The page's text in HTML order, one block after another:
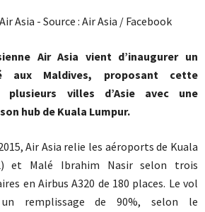
Air Asia vient d’inaugurer un
aux Maldives, proposant cette
plusieurs villes d’Asie avec une
hub de Kuala Lumpur.
Air Asia relie les aéroports de Kuala
et Malé Ibrahim Nasir selon trois
en Airbus A320 de 180 places. Le vol
remplissage de 90%, selon le